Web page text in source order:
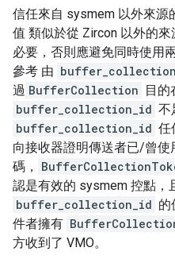
信任來自 sysmem 以外來源
值 類似於從 Zircon 以外的
必要，否則應避免同時使用
參考 由
過 BufferCollection
目
buffer_collection_id 不
buffer_collection_id 任
向接收器證明傳送者已/曾
碼，
認是有效的 sysmem 控點，
buffer_collection_id 的
件者擁有
方收到了 VMO。